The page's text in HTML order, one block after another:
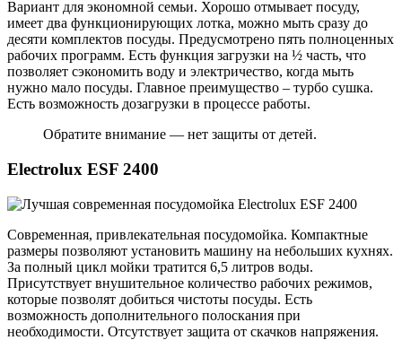
Вариант для экономной семьи. Хорошо отмывает посуду,
имеет два функционирующих лотка, можно мыть сразу до
десяти комплектов посуды. Предусмотрено пять полноценных
рабочих программ. Есть функция загрузки на ½ часть, что
позволяет сэкономить воду и электричество, когда мыть
нужно мало посуды. Главное преимущество – турбо сушка.
Есть возможность дозагрузки в процессе работы.
Обратите внимание — нет защиты от детей.
Electrolux ESF 2400
Современная, привлекательная посудомойка. Компактные
размеры позволяют установить машину на небольших кухнях.
За полный цикл мойки тратится 6,5 литров воды.
Присутствует внушительное количество рабочих режимов,
которые позволят добиться чистоты посуды. Есть
возможность дополнительного полоскания при
необходимости. Отсутствует защита от скачков напряжения.